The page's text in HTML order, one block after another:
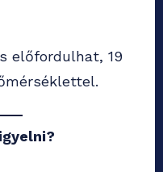
előfordulhat, 19